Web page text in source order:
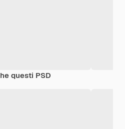
questi PSD